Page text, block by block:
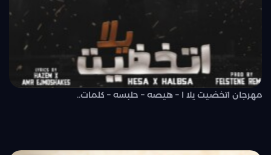
مهرجان اتخضيت يلا ا – هيصه – حلبسه – كلمات..